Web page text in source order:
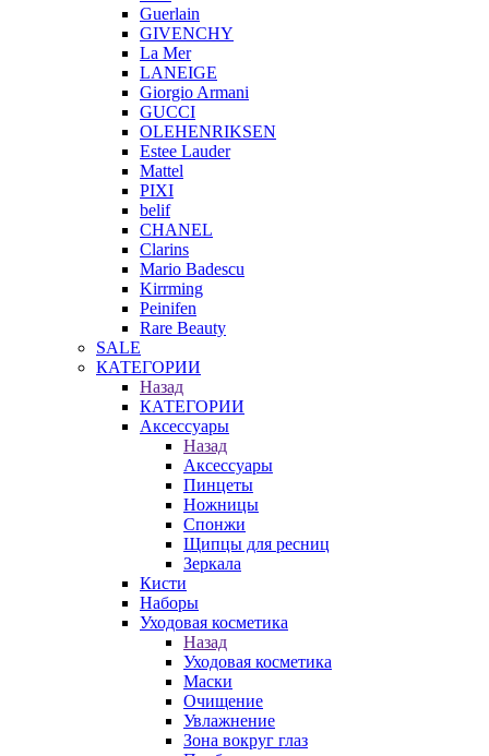
Guerlain
GIVENCHY
La Mer
LANEIGE
Giorgio Armani
GUCCI
OLEHENRIKSEN
Estee Lauder
Mattel
PIXI
belif
CHANEL
Clarins
Mario Badescu
Kirrming
Peinifen
Rare Beauty
SALE
КАТЕГОРИИ
Назад
КАТЕГОРИИ
Аксессуары
Назад
Аксессуары
Пинцеты
Ножницы
Спонжи
Щипцы для ресниц
Зеркала
Кисти
Наборы
Уходовая косметика
Назад
Уходовая косметика
Маски
Очищение
Увлажнение
Зона вокруг глаз